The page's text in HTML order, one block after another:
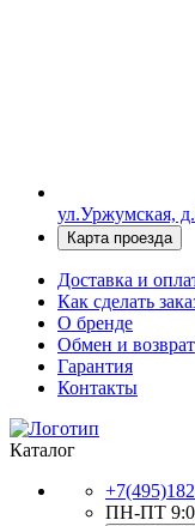
ул.Уржумская,
Карта проезда
Доставка и
Как сделать
О бренде
Обмен и возврат
Гарантия
Контакты
Каталог
ПН-ПТ